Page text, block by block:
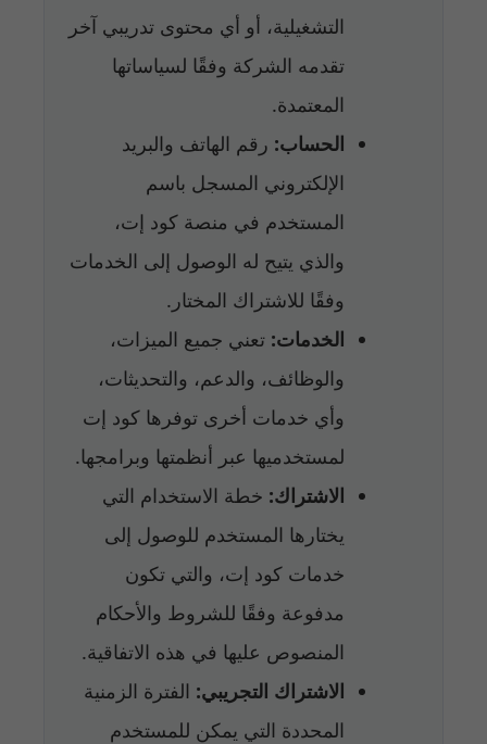
التشغيلية، أو أي محتوى تدريبي آخر
تقدمه الشركة وفقًا لسياساتها
المعتمدة.
الحساب: رقم الهاتف والبريد
الإلكتروني المسجل باسم
المستخدم في منصة كود إت،
والذي يتيح له الوصول إلى الخدمات
وفقًا للاشتراك المختار.
الخدمات: تعني جميع الميزات،
والوظائف، والدعم، والتحديثات،
وأي خدمات أخرى توفرها كود إت
لمستخدميها عبر أنظمتها وبرامجها.
الاشتراك: خطة الاستخدام التي
يختارها المستخدم للوصول إلى
خدمات كود إت، والتي تكون
مدفوعة وفقًا للشروط والأحكام
المنصوص عليها في هذه الاتفاقية.
الاشتراك التجريبي: الفترة الزمنية
المحددة التي يمكن للمستخدم